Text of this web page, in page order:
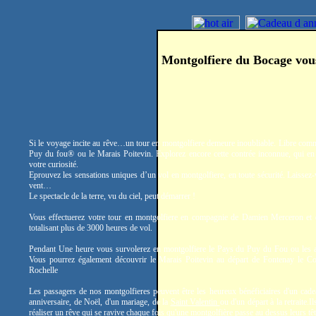
Montgolfiere du Bocage
Si le voyage incite au rêve…un tour en montgolfiere demeure inoubliable. Libre
Puy du fou® ou le Marais Poitevin. Explorez encore cette contrée inconnue, qui en
votre curiosité.
Eprouvez les sensations uniques d’un vol en montgolfiere, en toute sécurité.
vent…
Le spectacle de la terre, vu du ciel, peut démarrer !
Vous effectuerez votre tour en montgolfiere en compagnie de Damien Merceron
totalisant plus de 3000 heures de vol.
Pendant Une heure vous survolerez en montgolfiere le Pays du Puy du Fou ou les
Vous pourrez également découvrir le Marais Poitevin au départ de Fontenay le
Rochelle
Les passagers de nos montgolfieres peuvent être les heureux bénéficiaires d'un
anniversaire, de Noël, d'un mariage, de la Saint Valentin ou d'un départ à la
réaliser un rêve qui se ravive chaque fois qu'une montgolfière passe au dessus leurs